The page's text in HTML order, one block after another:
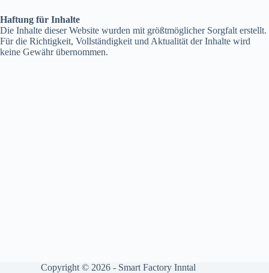
Haftung für Inhalte
Die Inhalte dieser Website wurden mit größtmöglicher Sorgfalt erstellt.
Für die Richtigkeit, Vollständigkeit und Aktualität der Inhalte wird
keine Gewähr übernommen.
Copyright © 2026 - Smart Factory Inntal